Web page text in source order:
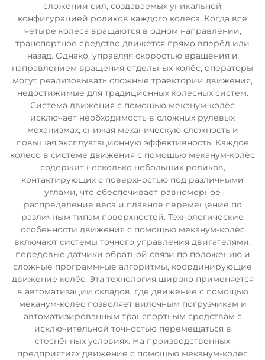
сложении сил, создаваемых уникальной
конфигурацией роликов каждого колеса. Когда все
четыре колеса вращаются в одном направлении,
транспортное средство движется прямо вперёд или
назад. Однако, управляя скоростью вращения и
направлением вращения отдельных колёс, операторы
могут реализовывать сложные траектории движения,
недостижимые для традиционных колёсных систем.
Система движения с помощью меканум-колёс
исключает необходимость в сложных рулевых
механизмах, снижая механическую сложность и
повышая эксплуатационную эффективность. Каждое
колесо в системе движения с помощью меканум-колёс
содержит несколько небольших роликов,
контактирующих с поверхностью под различными
углами, что обеспечивает равномерное
распределение веса и плавное перемещение по
различным типам поверхностей. Технологические
особенности движения с помощью меканум-колёс
включают системы точного управления двигателями,
передовые датчики обратной связи по положению и
сложные программные алгоритмы, координирующие
движение колёс. Эта технология широко применяется
в автоматизации складов, где движение с помощью
меканум-колёс позволяет вилочным погрузчикам и
автоматизированным транспортным средствам с
исключительной точностью перемещаться в
стеснённых условиях. На производственных
предприятиях движение с помощью меканум-колёс